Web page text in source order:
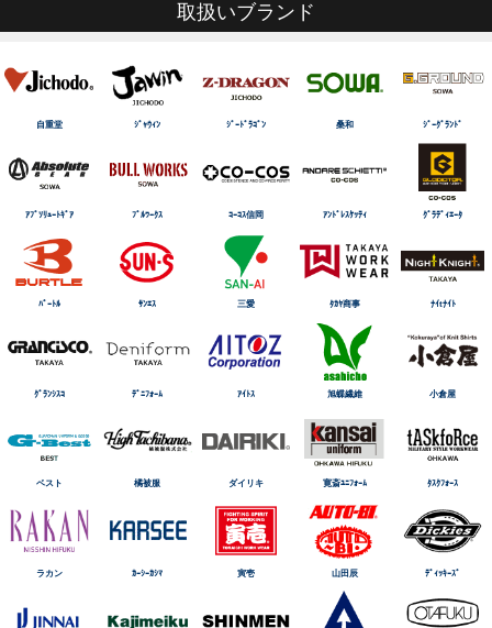
取扱いブランド
自重堂 ｼﾞｬｳｨﾝ ｼﾞｰﾄﾞﾗｺﾞﾝ 桑和 ｼﾞｰｸﾞﾗﾝﾄﾞ
ｱﾌﾞｿﾘｭｰﾄｷﾞｱ ﾌﾞﾙﾜｰｸｽ ｺｰｺｽ信岡 ｱﾝﾄﾞﾚｽｹｯﾃｨ ｸﾞﾗﾃﾞｨｴｰﾀ
ﾊﾞｰﾄﾙ ｻﾝｴｽ 三愛 ﾀｶﾔ商事 ﾅｲtﾅｲﾄ
ｸﾞﾗﾝｼｽｺ ﾃﾞﾆﾌｫｰﾑ ｱｲﾄｽ 旭蝶繊維 小倉屋
ベスト 橘被服 ダイリキ 寛斎ﾕﾆﾌｫｰﾑ ﾀｽｸﾌｫｰｽ
ラカン ｶｰｼｰｶｼﾏ 寅壱 山田辰 ﾃﾞｨｯｷｰｽﾞ